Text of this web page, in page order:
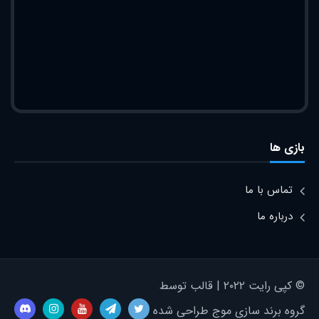
بازی ها
تماس با ما
درباره ما
© کپی رایت ۲۰۲۲ | قالب توسط
گروه برند سازی موج طراحی شده